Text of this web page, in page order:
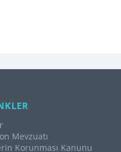
Mevzuatı
Korunması Kanunu